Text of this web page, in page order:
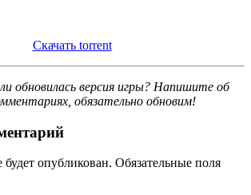
Скачать torrent
обновилась версия игры? Напишите об
обязательно обновим!
опубликован. Обязательные поля